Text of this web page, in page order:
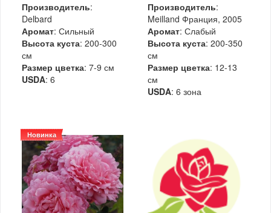
Производитель:
Delbard
Аромат: Сильный
Высота куста: 200-300
см
Размер цветка: 7-9 см
USDA: 6
Производитель:
Meilland Франция, 2005
Аромат: Слабый
Высота куста: 200-350
см
Размер цветка: 12-13
см
USDA: 6 зона
Новинка